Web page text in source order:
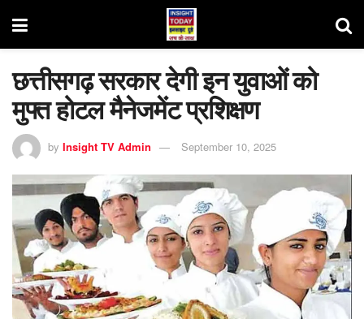
छत्तीसगढ़ सरकार देगी इन युवाओं को
मुफ्त होटल मैनेजमेंट प्रशिक्षण
by Insight TV Admin September 10, 2025